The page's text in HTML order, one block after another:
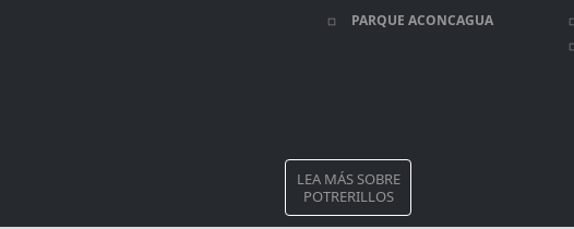
PARQUE ACONCAGUA
LEA MÁS SOBRE
POTRERILLOS